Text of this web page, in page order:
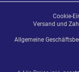
Cookie-
Versand und
Allgemeine